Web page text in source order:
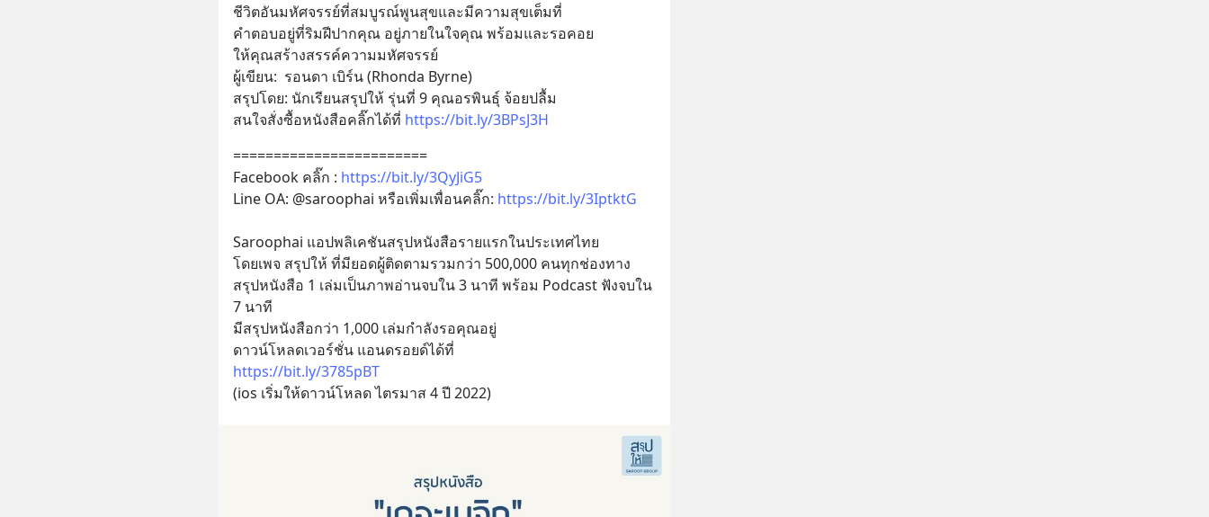
ชีวิตอันมหัศจรรย์ที่สมบูรณ์พูนสุขและมีความสุขเต็มที่
คำตอบอยู่ที่ริมฝีปากคุณ อยู่ภายในใจคุณ พร้อมและรอคอย
ให้คุณสร้างสรรค์ความมหัศจรรย์
ผู้เขียน:  รอนดา เบิร์น (Rhonda Byrne)
สรุปโดย: นักเรียนสรุปให้ รุ่นที่ 9 คุณอรพินธุ์ จ้อยปลื้ม
สนใจสั่งซื้อหนังสือคลิ๊กได้ที่ https://bit.ly/3BPsJ3H
========================
Facebook คลิ๊ก : https://bit.ly/3QyJiG5
Line OA: @saroophai หรือเพิ่มเพื่อนคลิ๊ก: https://bit.ly/3IptktG
Saroophai แอปพลิเคชันสรุปหนังสือรายแรกในประเทศไทย
โดยเพจ สรุปให้ ที่มียอดผู้ติดตามรวมกว่า 500,000 คนทุกช่องทาง
สรุปหนังสือ 1 เล่มเป็นภาพอ่านจบใน 3 นาที พร้อม Podcast ฟังจบใน
7 นาที
มีสรุปหนังสือกว่า 1,000 เล่มกำลังรอคุณอยู่
ดาวน์โหลดเวอร์ชั่น แอนดรอยด์ได้ที่
https://bit.ly/3785pBT
(ios เริ่มให้ดาวน์โหลด ไตรมาส 4 ปี 2022)